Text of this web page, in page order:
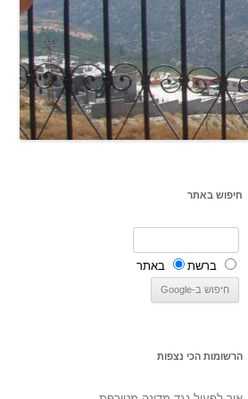
חיפוש באתר
ברשת באתר
הרשומות הכי נצפות